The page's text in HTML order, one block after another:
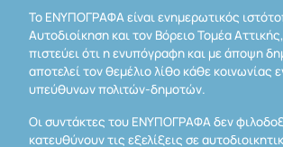
Το ΕΝΥΠΟΓΡΑΦΑ είναι ενημερωτικός
Αυτοδιοίκηση και τον Βόρειο Τομέα
πιστεύει ότι η ενυπόγραφη και με άποψη
αποτελεί τον θεμέλιο λίθο κάθε κοινωνίας
υπεύθυνων πολιτών-δημοτών.
Οι συντάκτες του ΕΝΥΠΟΓΡΑΦΑ δεν
κατευθύνουν τις εξελίξεις σε